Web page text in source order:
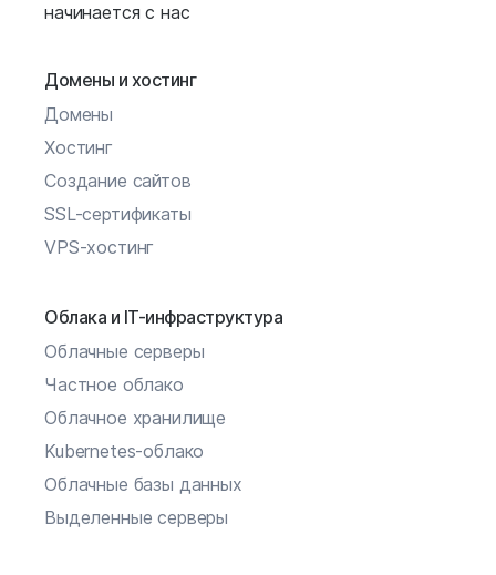
начинается с нас
Домены и хостинг
Домены
Хостинг
Создание сайтов
SSL-сертификаты
VPS-хостинг
Облака и IT-инфраструктура
Облачные серверы
Частное облако
Облачное хранилище
Kubernetes-облако
Облачные базы данных
Выделенные серверы